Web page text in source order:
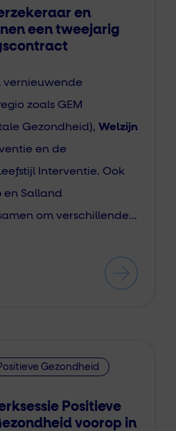
en
een tweejarig
vernieuwende
zoals GEM
Gezondheid), Welzijn
en de
Interventie. Ook
en Salland
om verschillende…
Gezondheid
Positieve
voorop in